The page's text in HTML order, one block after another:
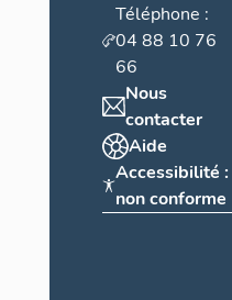
Téléphone :
04 88 10 76
66
Nous
contacter
Aide
Accessibilité :
non conforme